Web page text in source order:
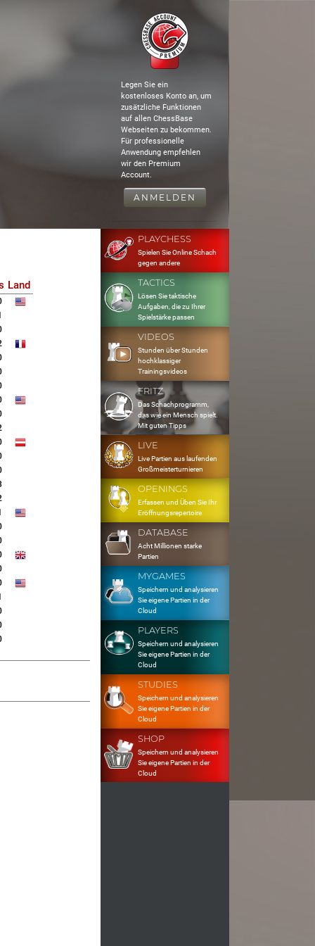
Legen Sie ein
kostenloses Konto an, um
zusätzliche Funktionen
auf allen ChessBase
Webseiten zu bekommen.
Für professionelle
Anwendung empfehlen
wir den Premium
Account.
ANMELDEN
Land
PLAYCHESS
Spielen Sie Online Schach
gegen andere
TACTICS
Lösen Sie taktische
Aufgaben, die zu Ihrer
Spielstärke passen
VIDEOS
Stunden über Stunden
hochklassiger
Trainingsvideos
FRITZ
Das Schachprogramm,
das wie ein Mensch spielt.
Mit guten Tipps
LIVE
Live Partien aus laufenden
Großmeisterturnieren
OPENINGS
Erfassen und Üben Sie Ihr
Eröffnungsrepertoire
DATABASE
Acht Millionen starke
Partien
MYGAMES
Speichern und analysieren
Sie eigene Partien in der
Cloud
PLAYERS
Speichern und analysieren
Sie eigene Partien in der
Cloud
STUDIES
Speichern und analysieren
Sie eigene Partien in der
Cloud
SHOP
Speichern und analysieren
Sie eigene Partien in der
Cloud